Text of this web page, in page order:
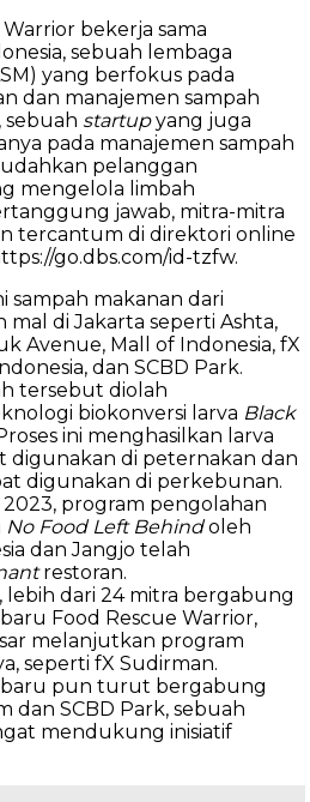
bekerja sama
sebuah lembaga
yang berfokus pada
dan manajemen sampah
sebuah startupyang juga
pada manajemen sampah
pelanggan
mengelola limbah
jawab, mitra-mitra
tercantum di direktori online
go.dbs.com/id-tzfw.
sampah makanan dari
mal di Jakarta seperti Ashta,
Avenue, Mall of Indonesia, fX
dan SCBD Park.
tersebut diolah
biokonversi larva Black
ini menghasilkan larva
digunakan di peternakan dan
digunakan di perkebunan.
program pengolahan
No Food Left Behindoleh
dan Jangjo telah
restoran.
lebih dari 24 mitra bergabung
Food Rescue Warrior,
melanjutkan program
seperti fX Sudirman.
pun turut bergabung
dan SCBD Park, sebuah
mendukung inisiatif